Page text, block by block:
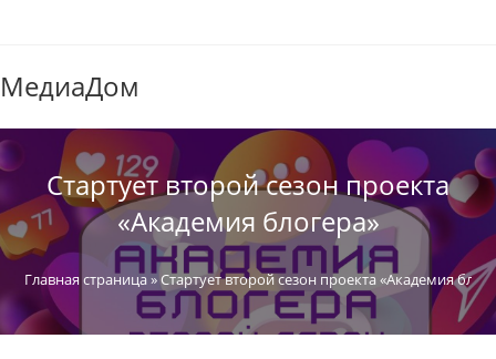
МедиаДом
Стартует второй сезон проекта
«Академия блогера»
Главная страница»Стартует второй сезон проекта «Академия